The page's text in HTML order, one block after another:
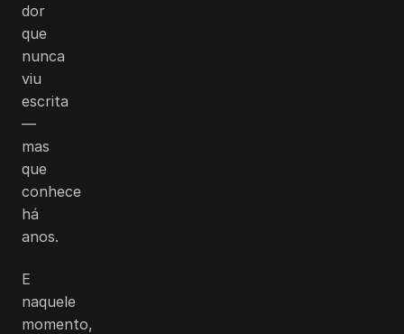
dor
que
nunca
viu
escrita
—
mas
que
conhece
há
anos.
E
naquele
momento,